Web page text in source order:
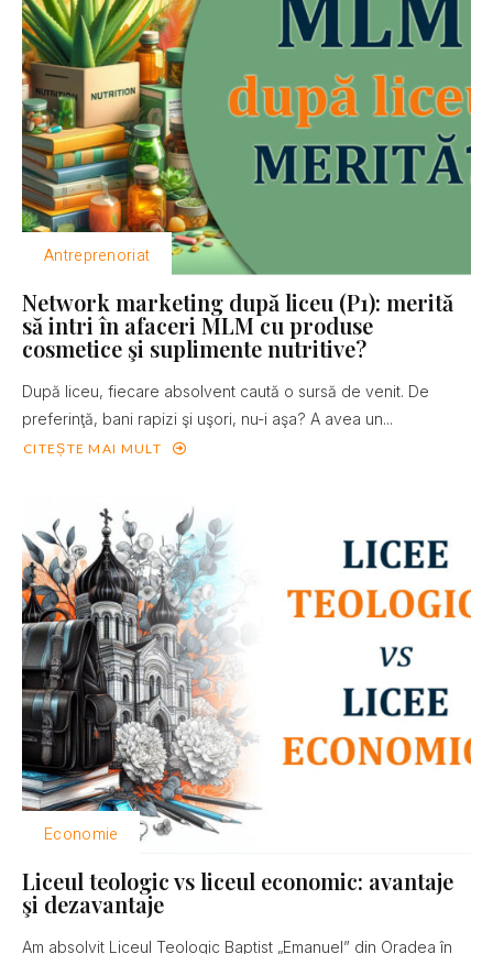
Antreprenoriat
Network marketing după liceu (P1): merită
să intri în afaceri MLM cu produse
cosmetice şi suplimente nutritive?
După liceu, fiecare absolvent caută o sursă de venit. De
preferinţă, bani rapizi şi uşori, nu-i aşa? A avea un...
CITEȘTE MAI MULT
Economie
Liceul teologic vs liceul economic: avantaje
şi dezavantaje
Am absolvit Liceul Teologic Baptist „Emanuel” din Oradea în